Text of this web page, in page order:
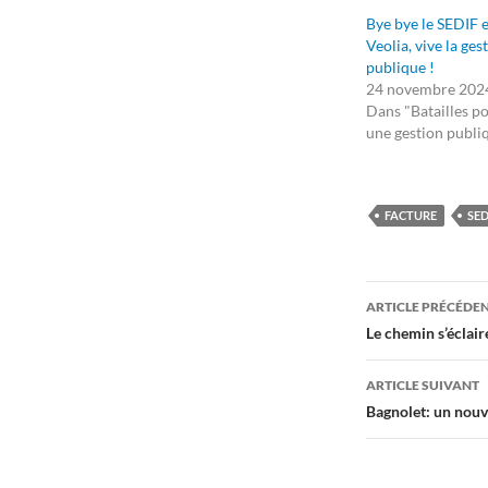
Bye bye le SEDIF
Veolia, vive la
publique !
24 novembre
Dans "Batailles
une gestion
FACTURE
des
articles
ARTICLE
Le chemin
ARTICLE SUIVANT
Bagnolet: un